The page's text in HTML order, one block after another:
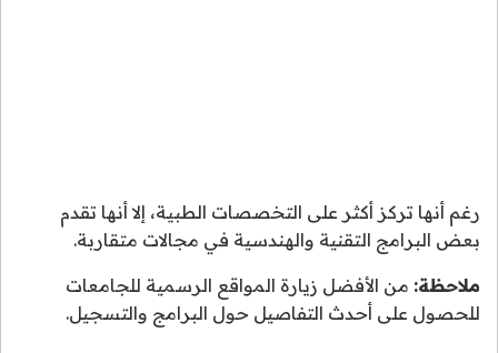
رغم أنها تركز أكثر على التخصصات الطبية، إلا أنها تقدم
بعض البرامج التقنية والهندسية في مجالات متقاربة.
ملاحظة: من الأفضل زيارة المواقع الرسمية للجامعات
للحصول على أحدث التفاصيل حول البرامج والتسجيل.